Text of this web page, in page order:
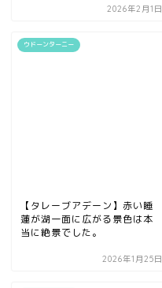
2026年2月1日
ウドーンターニー
【タレーブアデーン】赤い睡
蓮が湖一面に広がる景色は本
当に絶景でした。
2026年1月25日